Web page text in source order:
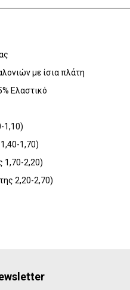
με ίσια πλάτη
Ελαστικό
1,10)
1,70)
1,70-2,20)
2,20-2,70)